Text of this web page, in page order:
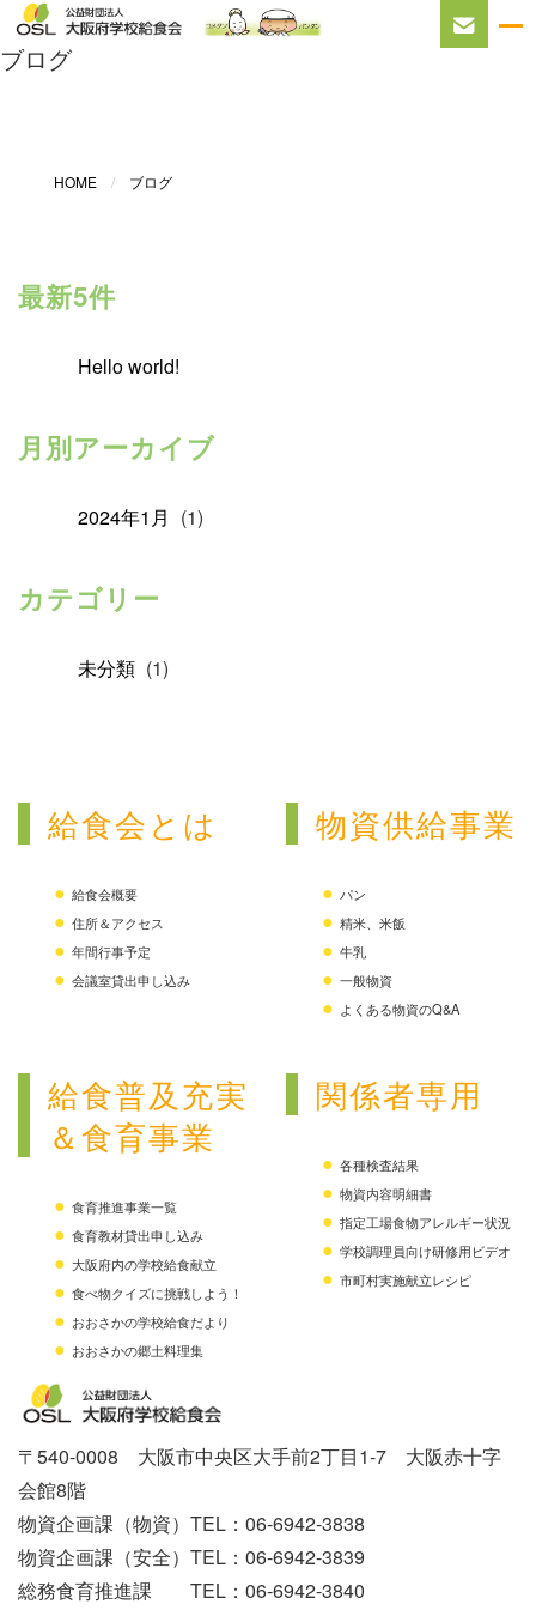
ブログ
HOME ブログ
最新5件
Hello world!
月別アーカイブ
2024年1月 (1)
カテゴリー
未分類 (1)
給食会とは
給食会概要
住所＆アクセス
年間行事予定
会議室貸出申し込み
物資供給事業
パン
精米、米飯
牛乳
一般物資
よくある物資のQ&A
給食普及充実
＆食育事業
食育推進事業一覧
食育教材貸出申し込み
大阪府内の学校給食献立
食べ物クイズに挑戦しよう！
おおさかの学校給食だより
おおさかの郷土料理集
関係者専用
各種検査結果
物資内容明細書
指定工場食物アレルギー状況
学校調理員向け研修用ビデオ
市町村実施献立レシピ
〒540-0008 大阪市中央区大手前2丁目1-7 大阪赤十字
会館8階
物資企画課（物資）TEL：06-6942-3838
物資企画課（安全）TEL：06-6942-3839
総務食育推進課 TEL：06-6942-3840